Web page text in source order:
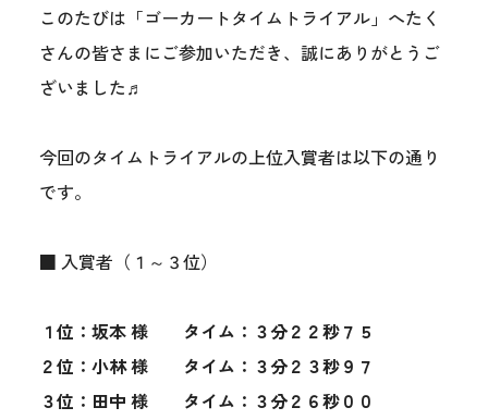
このたびは「ゴーカートタイムトライアル」へたく
さんの皆さまにご参加いただき、誠にありがとうご
ざいました♬
今回のタイムトライアルの上位入賞者は以下の通り
です。
■ 入賞者（１～３位）
１位：坂本 様 タイム：３分２２秒７５
２位：小林 様 タイム：３分２３秒９７
３位：田中 様 タイム：３分２６秒００